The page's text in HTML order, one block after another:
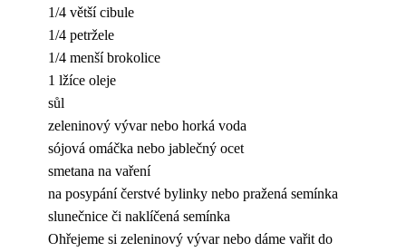
1/4 větší cibule
1/4 petržele
1/4 menší brokolice
1 lžíce oleje
sůl
zeleninový vývar nebo horká voda
sójová omáčka nebo jablečný ocet
smetana na vaření
na posypání čerstvé bylinky nebo pražená semínka
slunečnice či naklíčená semínka
Ohřejeme si zeleninový vývar nebo dáme vařit do